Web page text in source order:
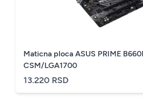
Maticna ploca ASUS PRIME
CSM/LGA1700
13.220 RSD